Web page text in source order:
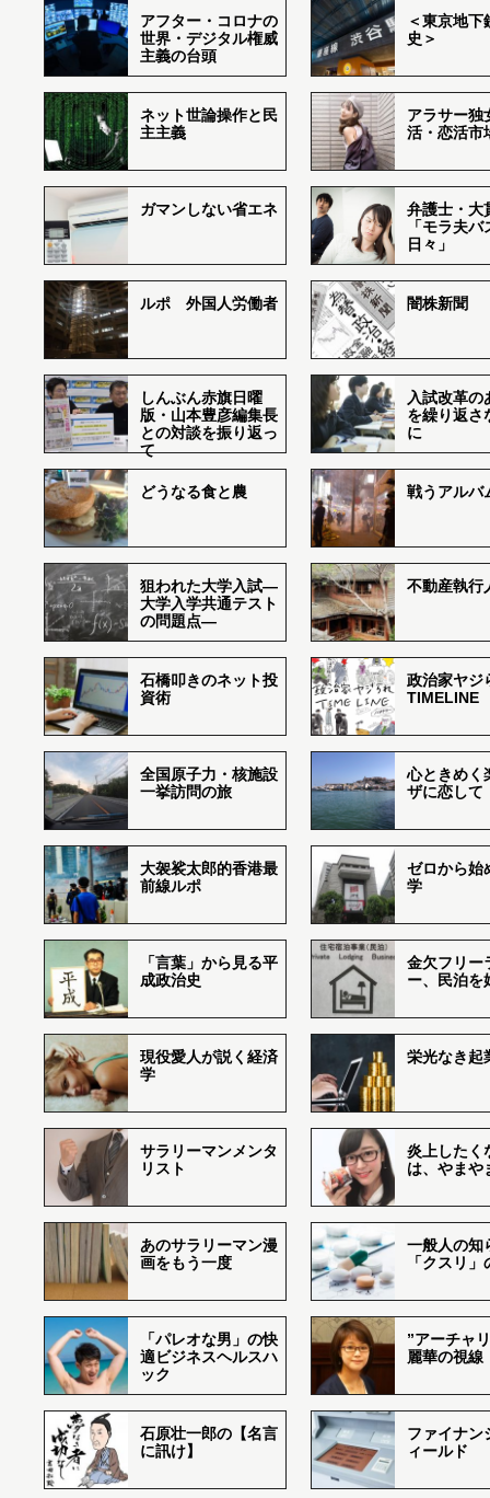
アフター・コロナの
世界・デジタル権威
主義の台頭
＜東京地下
史＞
ネット世論操作と民
主主義
アラサー独
活・恋活市
ガマンしない省エネ
弁護士・大
「モラ夫
日々」
ルポ 外国人労働者 闇株新聞
しんぶん赤旗日曜
版・山本豊彦編集長
との対談を振り返っ
て
入試改革の
を繰り返さ
に
どうなる食と農 戦うアルバ
狙われた大学入試―
大学入学共通テスト
の問題点―
不動産執行
石橋叩きのネット投
資術
政治家ヤジ
TIMELINE
全国原子力・核施設
一挙訪問の旅
心ときめく
ザに恋して
大袈裟太郎的香港最
前線ルポ
ゼロから始
学
「言葉」から見る平
成政治史
金欠フリー
ー、民泊を
現役愛人が説く経済
学
栄光なき起
サラリーマンメンタ
リスト
炎上したく
は、やまや
あのサラリーマン漫
画をもう一度
一般人の知
「クスリ
「パレオな男」の快
適ビジネスヘルスハ
ック
”アーチャ
麗華の視線
石原壮一郎の【名言
に訊け】
ファイナン
ィールド